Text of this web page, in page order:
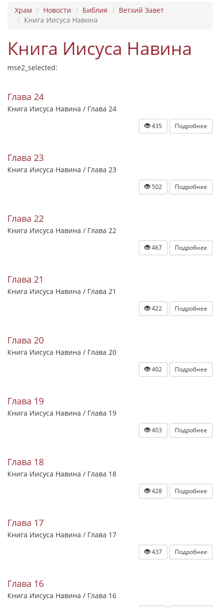
Храм Новости Библия
Ветхий Завет
Книга Иисуса Навина
Книга Иисуса Навина
mse2_selected:
Глава 24
Книга Иисуса Навина / Глава 24
435 Подробнее
Глава 23
Книга Иисуса Навина / Глава 23
502 Подробнее
Глава 22
Книга Иисуса Навина / Глава 22
467 Подробнее
Глава 21
Книга Иисуса Навина / Глава 21
422 Подробнее
Глава 20
Книга Иисуса Навина / Глава 20
402 Подробнее
Глава 19
Книга Иисуса Навина / Глава 19
403 Подробнее
Глава 18
Книга Иисуса Навина / Глава 18
428 Подробнее
Глава 17
Книга Иисуса Навина / Глава 17
437 Подробнее
Глава 16
Книга Иисуса Навина / Глава 16